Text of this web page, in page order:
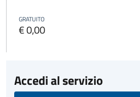
GRATUITO
€ 0,00
Accedi al servizio